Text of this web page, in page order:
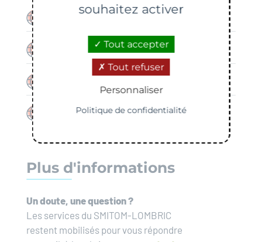
Commune de Villiers-en-Bière
Carte interactive
Nos publications
Plus d'informations
Un doute, une question ?
Les services du SMITOM-LOMBRIC
restent mobilisés pour vous répondre
souhaitez activer
Tout accepter
Tout refuser
Personnaliser
Politique de confidentialité